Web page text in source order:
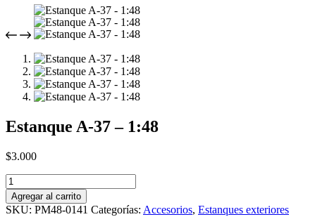
Estanque A-37 – 1:48
$3.000
Estanque
A-
37
-
Agregar al carrito
SKU: PM48-0141 Categorías: Accesorios, Estanques exteriores